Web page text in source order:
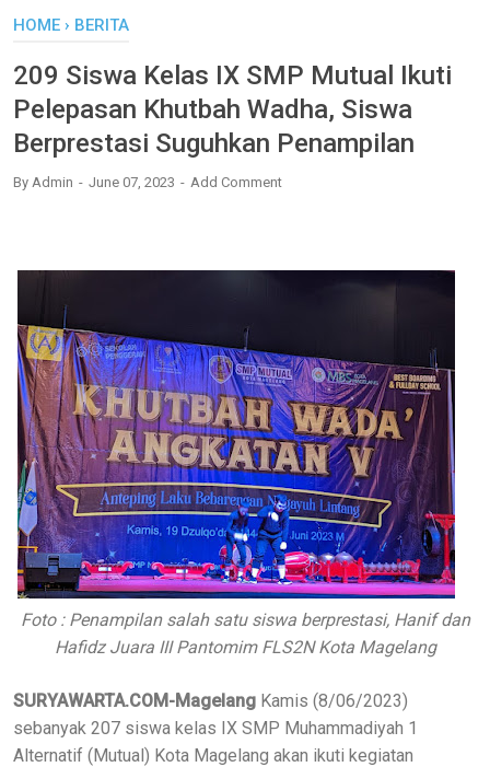
HOME › BERITA
209 Siswa Kelas IX SMP Mutual Ikuti
Pelepasan Khutbah Wadha, Siswa
Berprestasi Suguhkan Penampilan
By Admin June 07, 2023 Add Comment
Foto : Penampilan salah satu siswa berprestasi, Hanif dan
Hafidz Juara III Pantomim FLS2N Kota Magelang
SURYAWARTA.COM-Magelang Kamis (8/06/2023)
sebanyak 207 siswa kelas IX SMP Muhammadiyah 1
Alternatif (Mutual) Kota Magelang akan ikuti kegiatan